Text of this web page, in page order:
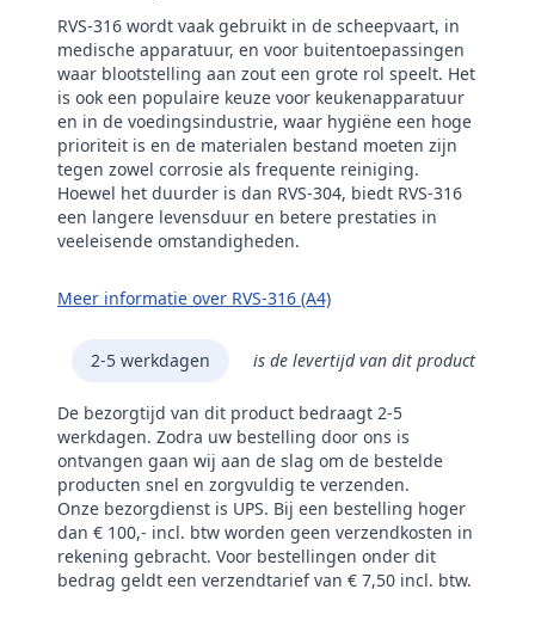
RVS-316 wordt vaak gebruikt in de scheepvaart, in
medische apparatuur, en voor buitentoepassingen
waar blootstelling aan zout een grote rol speelt. Het
is ook een populaire keuze voor keukenapparatuur
en in de voedingsindustrie, waar hygiëne een hoge
prioriteit is en de materialen bestand moeten zijn
tegen zowel corrosie als frequente reiniging.
Hoewel het duurder is dan RVS-304, biedt RVS-316
een langere levensduur en betere prestaties in
veeleisende omstandigheden.
Meer informatie over RVS-316 (A4)
2-5 werkdagen is de levertijd van dit product
De bezorgtijd van dit product bedraagt 2-5
werkdagen. Zodra uw bestelling door ons is
ontvangen gaan wij aan de slag om de bestelde
producten snel en zorgvuldig te verzenden.
Onze bezorgdienst is UPS. Bij een bestelling hoger
dan € 100,- incl. btw worden geen verzendkosten in
rekening gebracht. Voor bestellingen onder dit
bedrag geldt een verzendtarief van € 7,50 incl. btw.